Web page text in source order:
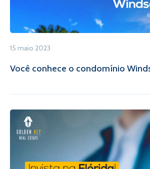
15 maio 2023
Você conhece o condomínio